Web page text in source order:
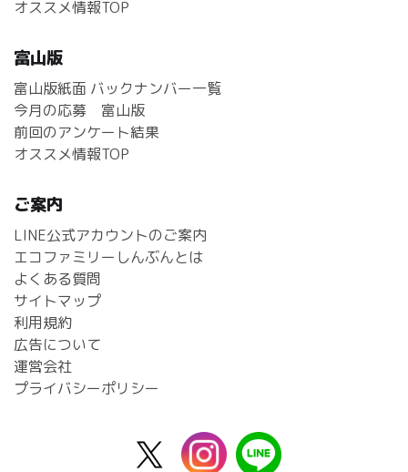
オススメ情報TOP
富山版
富山版紙面 バックナンバー一覧
今月の応募 富山版
前回のアンケート結果
オススメ情報TOP
ご案内
LINE公式アカウントのご案内
エコファミリーしんぶんとは
よくある質問
サイトマップ
利用規約
広告について
運営会社
プライバシーポリシー
instagram